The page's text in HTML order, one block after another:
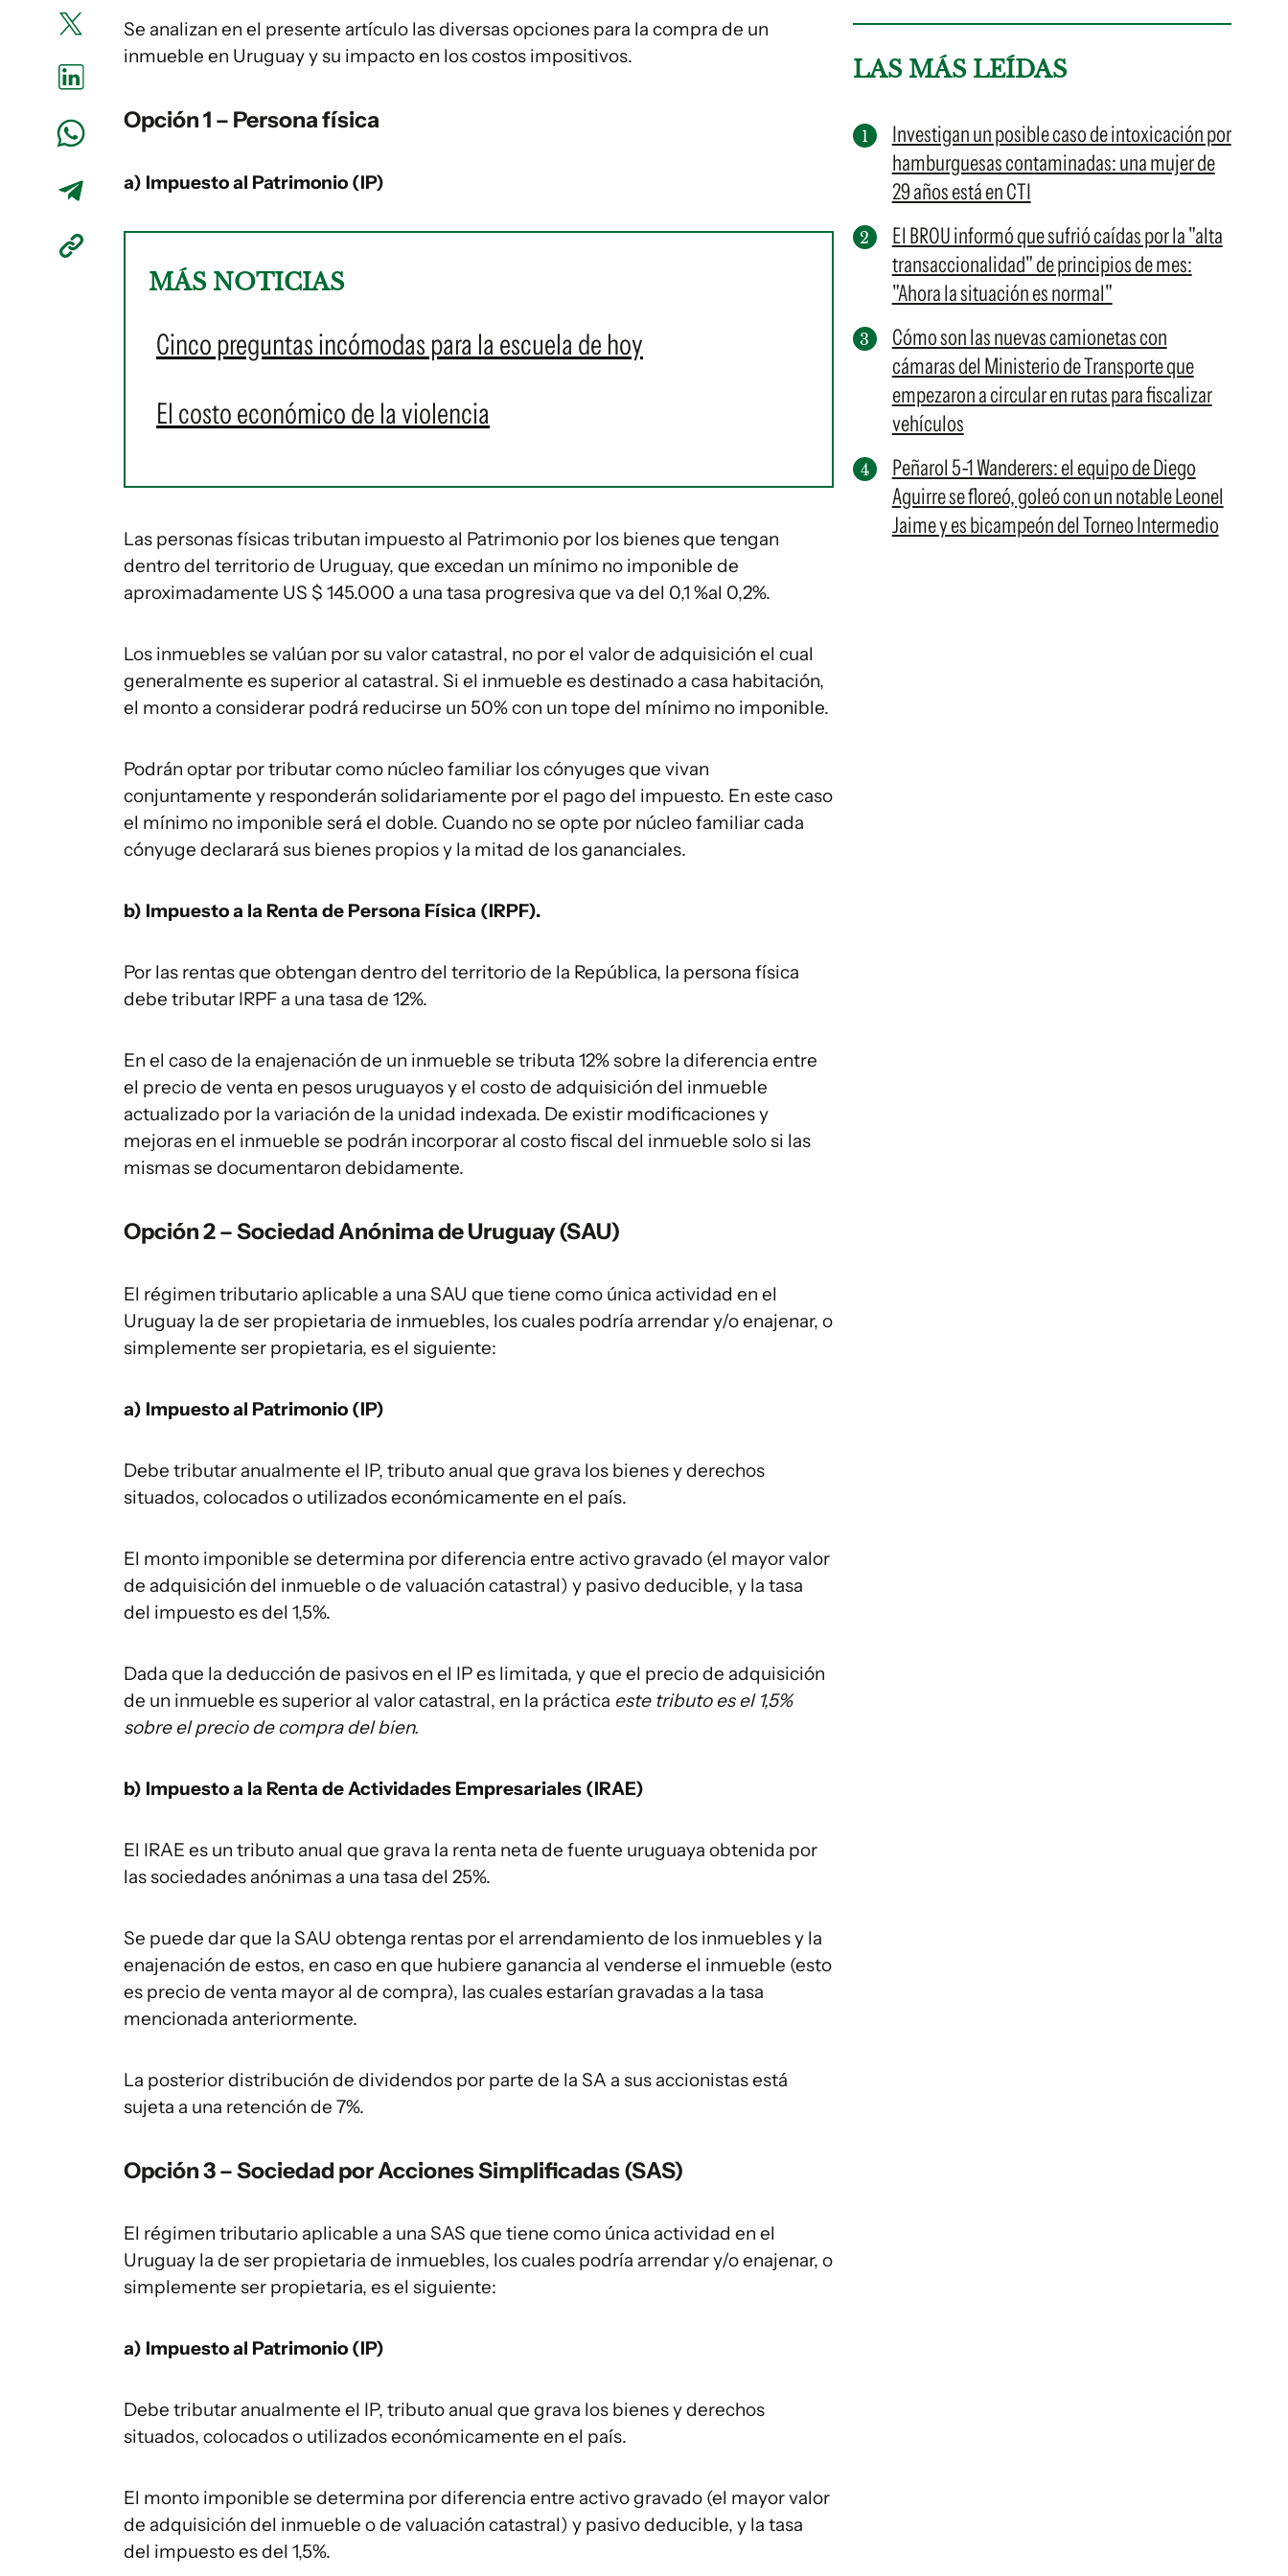
Se analizan en el presente artículo las diversas opciones para la compra de un
inmueble en Uruguay y su impacto en los costos impositivos.
Opción 1 – Persona física
a) Impuesto al Patrimonio (IP)
MÁS NOTICIAS
Cinco preguntas incómodas para la escuela de hoy
El costo económico de la violencia
Las personas físicas tributan impuesto al Patrimonio por los bienes que tengan
dentro del territorio de Uruguay, que excedan un mínimo no imponible de
aproximadamente US $ 145.000 a una tasa progresiva que va del 0,1 %al 0,2%.
Los inmuebles se valúan por su valor catastral, no por el valor de adquisición el cual
generalmente es superior al catastral. Si el inmueble es destinado a casa habitación,
el monto a considerar podrá reducirse un 50% con un tope del mínimo no imponible.
Podrán optar por tributar como núcleo familiar los cónyuges que vivan
conjuntamente y responderán solidariamente por el pago del impuesto. En este caso
el mínimo no imponible será el doble. Cuando no se opte por núcleo familiar cada
cónyuge declarará sus bienes propios y la mitad de los gananciales.
b) Impuesto a la Renta de Persona Física (IRPF).
Por las rentas que obtengan dentro del territorio de la República, la persona física
debe tributar IRPF a una tasa de 12%.
En el caso de la enajenación de un inmueble se tributa 12% sobre la diferencia entre
el precio de venta en pesos uruguayos y el costo de adquisición del inmueble
actualizado por la variación de la unidad indexada. De existir modificaciones y
mejoras en el inmueble se podrán incorporar al costo fiscal del inmueble solo si las
mismas se documentaron debidamente.
Opción 2 – Sociedad Anónima de Uruguay (SAU)
El régimen tributario aplicable a una SAU que tiene como única actividad en el
Uruguay la de ser propietaria de inmuebles, los cuales podría arrendar y/o enajenar, o
simplemente ser propietaria, es el siguiente:
a) Impuesto al Patrimonio (IP)
Debe tributar anualmente el IP, tributo anual que grava los bienes y derechos
situados, colocados o utilizados económicamente en el país.
El monto imponible se determina por diferencia entre activo gravado (el mayor valor
de adquisición del inmueble o de valuación catastral) y pasivo deducible, y la tasa
del impuesto es del 1,5%.
Dada que la deducción de pasivos en el IP es limitada, y que el precio de adquisición
de un inmueble es superior al valor catastral, en la práctica este tributo es el 1,5%
sobre el precio de compra del bien.
b) Impuesto a la Renta de Actividades Empresariales (IRAE)
El IRAE es un tributo anual que grava la renta neta de fuente uruguaya obtenida por
las sociedades anónimas a una tasa del 25%.
Se puede dar que la SAU obtenga rentas por el arrendamiento de los inmuebles y la
enajenación de estos, en caso en que hubiere ganancia al venderse el inmueble (esto
es precio de venta mayor al de compra), las cuales estarían gravadas a la tasa
mencionada anteriormente.
La posterior distribución de dividendos por parte de la SA a sus accionistas está
sujeta a una retención de 7%.
Opción 3 – Sociedad por Acciones Simplificadas (SAS)
El régimen tributario aplicable a una SAS que tiene como única actividad en el
Uruguay la de ser propietaria de inmuebles, los cuales podría arrendar y/o enajenar, o
simplemente ser propietaria, es el siguiente:
a) Impuesto al Patrimonio (IP)
Debe tributar anualmente el IP, tributo anual que grava los bienes y derechos
situados, colocados o utilizados económicamente en el país.
El monto imponible se determina por diferencia entre activo gravado (el mayor valor
de adquisición del inmueble o de valuación catastral) y pasivo deducible, y la tasa
del impuesto es del 1,5%.
LAS MÁS LEÍDAS
Investigan un posible caso de intoxicación por
hamburguesas contaminadas: una mujer de
29 años está en CTI
El BROU informó que sufrió caídas por la "alta
transaccionalidad" de principios de mes:
"Ahora la situación es normal"
Cómo son las nuevas camionetas con
cámaras del Ministerio de Transporte que
empezaron a circular en rutas para fiscalizar
vehículos
Peñarol 5-1 Wanderers: el equipo de Diego
Aguirre se floreó, goleó con un notable Leonel
Jaime y es bicampeón del Torneo Intermedio